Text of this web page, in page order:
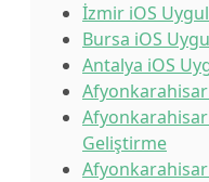
İzmir iOS
Bursa iOS
Antalya iOS
Geliştirme